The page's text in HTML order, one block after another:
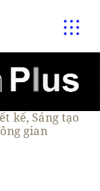
kế, Sáng tạo
gian